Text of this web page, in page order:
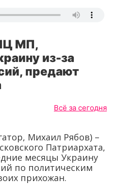
МП,
из-за
предают
Всё за сегодня
Михаил Рябов) –
Патриархата,
месяцы Украину
по политическим
прихожан.